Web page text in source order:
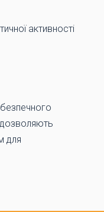
активності
дозволяють
для